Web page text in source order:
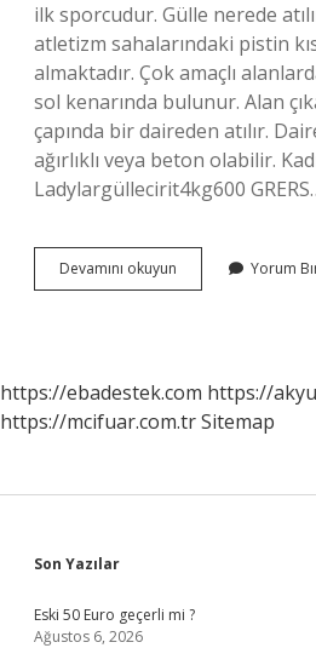
ilk sporcudur. Gülle nerede
atletizm sahalarındaki pistin
almaktadır. Çok amaçlı
sol kenarında bulunur. Alan
çapında bir daireden atılır.
ağırlıklı veya beton olabilir.
Ladylargüllecirit4kg600
Devamını okuyun
Kürtçe
Yorum
https://ebadestek.com https://
https://mcifuar.com.trSitemap
Sidebar
Son Yazılar
Eski 50 Euro geçerli mi ?
Ağustos 6, 2026